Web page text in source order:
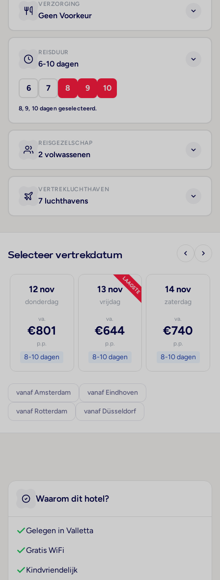
VERZORGING
Geen Voorkeur
REISDUUR
6-10 dagen
6 7 8 9 10
8, 9, 10 dagen geselecteerd.
REISGEZELSCHAP
2 volwassenen
VERTREKLUCHTHAVEN
7 luchthavens
Selecteer vertrekdatum
12 nov
donderdag
va.
€801
p.p.
8-10 dagen
LAAGSTE
13 nov
vrijdag
va.
€644
p.p.
8-10 dagen
14 nov
zaterdag
va.
€740
p.p.
8-10 dagen
vanaf Amsterdam vanaf Eindhoven
vanaf Rotterdam vanaf Düsseldorf
Waarom dit hotel?
Gelegen in Valletta
Gratis WiFi
Kindvriendelijk